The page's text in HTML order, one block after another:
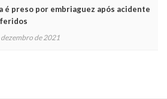
é preso por embriaguez após acidente
dezembro de 2021